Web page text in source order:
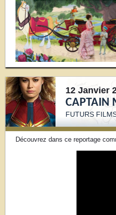
12 Janvier
CAPTAIN
FUTURS
Découvrez dans ce reportage